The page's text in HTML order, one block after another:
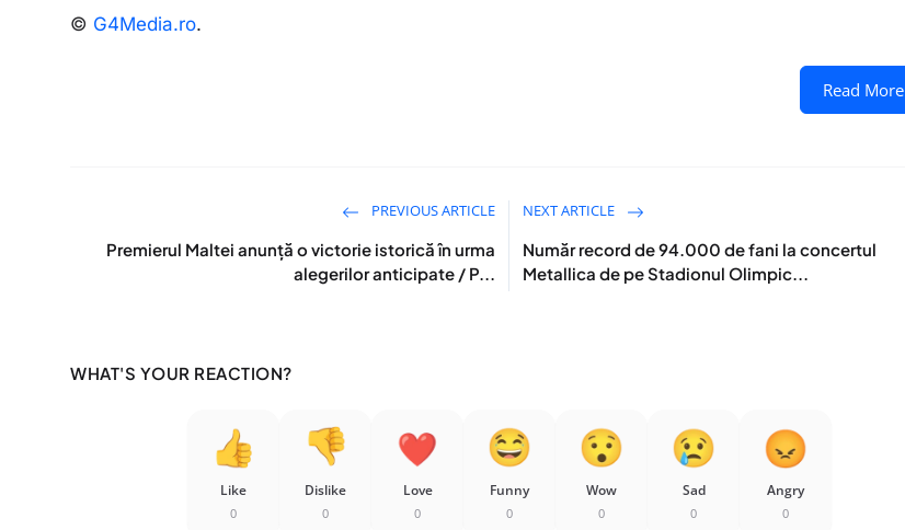
© G4Media.ro.
Read More
PREVIOUS ARTICLE
Premierul Maltei anunță o victorie istorică în urma
alegerilor anticipate / P...
NEXT ARTICLE
Număr record de 94.000 de fani la concertul
Metallica de pe Stadionul Olimpic...
WHAT'S YOUR REACTION?
Like
0
Dislike
0
Love
0
Funny
0
Wow
0
Sad
0
Angry
0